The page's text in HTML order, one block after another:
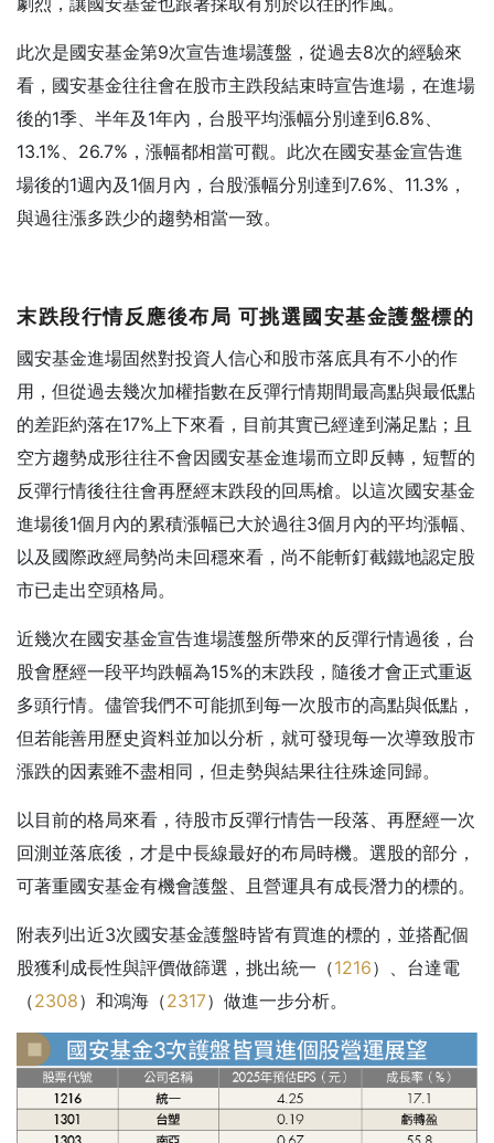
此次是國安基金第9次宣告進場護盤，從過去8次的經驗來
看，國安基金往往會在股市主跌段結束時宣告進場，在進場
後的1季、半年及1年內，台股平均漲幅分別達到6.8%、
13.1%、26.7%，漲幅都相當可觀。此次在國安基金宣告進
場後的1週內及1個月內，台股漲幅分別達到7.6%、11.3%，
與過往漲多跌少的趨勢相當一致。
末跌段行情反應後布局 可挑選國安基金護盤標的
國安基金進場固然對投資人信心和股市落底具有不小的作
用，但從過去幾次加權指數在反彈行情期間最高點與最低點
的差距約落在17%上下來看，目前其實已經達到滿足點；且
空方趨勢成形往往不會因國安基金進場而立即反轉，短暫的
反彈行情後往往會再歷經末跌段的回馬槍。以這次國安基金
進場後1個月內的累積漲幅已大於過往3個月內的平均漲幅、
以及國際政經局勢尚未回穩來看，尚不能斬釘截鐵地認定股
市已走出空頭格局。
近幾次在國安基金宣告進場護盤所帶來的反彈行情過後，台
股會歷經一段平均跌幅為15%的末跌段，隨後才會正式重返
多頭行情。儘管我們不可能抓到每一次股市的高點與低點，
但若能善用歷史資料並加以分析，就可發現每一次導致股市
漲跌的因素雖不盡相同，但走勢與結果往往殊途同歸。
以目前的格局來看，待股市反彈行情告一段落、再歷經一次
回測並落底後，才是中長線最好的布局時機。選股的部分，
可著重國安基金有機會護盤、且營運具有成長潛力的標的。
附表列出近3次國安基金護盤時皆有買進的標的，並搭配個
股獲利成長性與評價做篩選，挑出統一（1216）、台達電
（2308）和鴻海（2317）做進一步分析。